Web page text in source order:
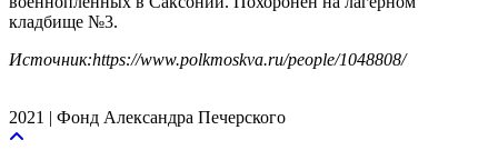
кладбище №3.
Источник:https://www.polkmoskva.ru/people/1048808/
2021 | Фонд Александра Печерского